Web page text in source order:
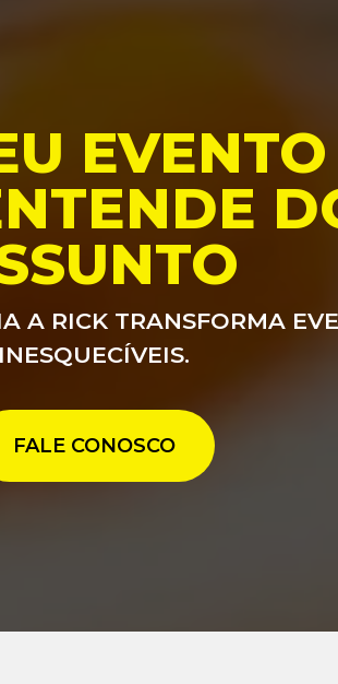
A RICK TRANSFORMA
INESQUECÍVEIS.
FALE CONOSCO